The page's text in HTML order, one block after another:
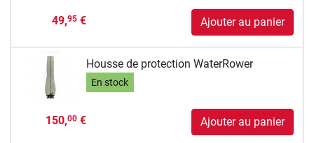
49,95€ Ajouter au panier
Housse de protection WaterRower
En stock
150,00€ Ajouter au panier